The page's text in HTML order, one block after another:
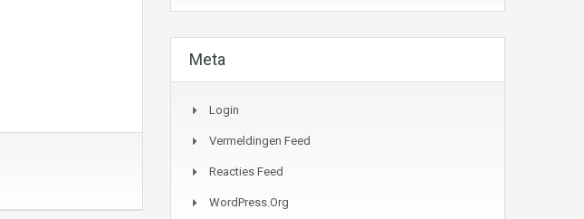
Meta
Login
Vermeldingen Feed
Reacties Feed
WordPress.org